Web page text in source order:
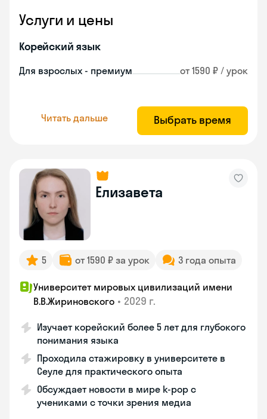
Услуги и цены
Корейский язык
Для взрослых - премиум от 1590 ₽ / урок
Читать дальше Выбрать время
Елизавета
5 от 1590 ₽ за урок 3 года опыта
Университет мировых цивилизаций имени
В.В.Жириновского • 2029 г.
Изучает корейский более 5 лет для глубокого
понимания языка
Проходила стажировку в университете в
Сеуле для практического опыта
Обсуждает новости в мире k-pop с
учениками с точки зрения медиа